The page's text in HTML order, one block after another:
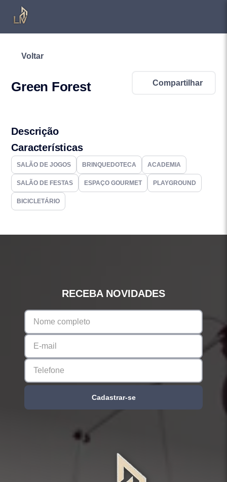
Voltar
Green Forest Compartilhar
Descrição
Características
SALÃO DE JOGOS BRINQUEDOTECA ACADEMIA
SALÃO DE FESTAS ESPAÇO GOURMET PLAYGROUND
BICICLETÁRIO
RECEBA NOVIDADES
Cadastrar-se